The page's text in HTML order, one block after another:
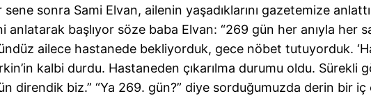
sonra Sami Elvan, ailenin yaşadıklarını gazetemize
anlatarak başlıyor söze baba Elvan: “269 gün her anıyla her
ailece hastanede bekliyorduk, gece nöbet tutuyorduk.
kalbi durdu. Hastaneden çıkarılma durumu oldu. Sürekli
direndik biz.” “Ya 269. gün?” diye sorduğumuzda derin bir